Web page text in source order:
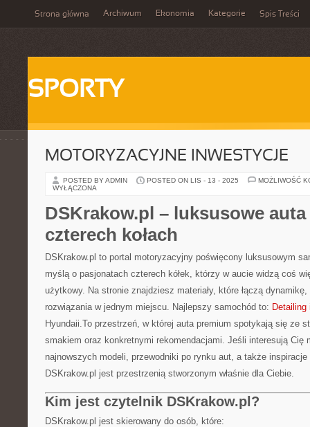
Strona główna Archiwum Ekonomia Kategorie Spis Treści
SPORTY
MOTORYZACYJNE INWESTYCJE
POSTED BY ADMIN POSTED ON LIS - 13 - 2025
MOŻLIWOŚĆ
WYŁĄCZONA
DSKrakow.pl – luksusowe
czterech kołach
DSKrakow.pl to portal motoryzacyjny poświęcony luksusowym
myślą o pasjonatach czterech kółek, którzy w aucie widzą coś
użytkowy. Na stronie znajdziesz materiały, które łączą
rozwiązania w jednym miejscu. Najlepszy samochód to:
Hyundaii.To przestrzeń, w której auta premium spotykają się ze
smakiem oraz konkretnymi rekomendacjami. Jeśli interesują Cię
najnowszych modeli, przewodniki po rynku aut, a także
DSKrakow.pl jest przestrzenią stworzonym właśnie dla Ciebie.
Kim jest czytelnik DSKrakow.pl?
DSKrakow.pl jest skierowany do osób, które: